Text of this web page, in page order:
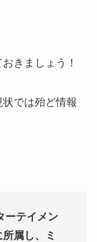
きましょう！
では殆ど情報
ーテイメン
属し、ミ